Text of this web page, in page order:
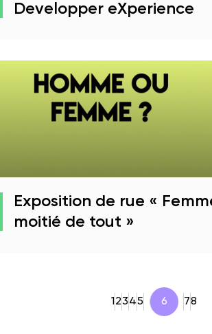
Developper eXperience
Exposition de rue «
moitié de tout »
1 2345 6 78